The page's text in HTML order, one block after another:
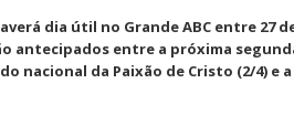
dia útil no Grande ABC entre 27
antecipados entre a próxima
nacional da Paixão de Cristo (2/4) e